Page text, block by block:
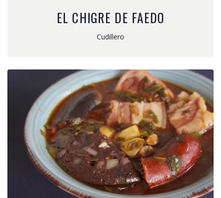
EL CHIGRE DE FAEDO
Cudillero